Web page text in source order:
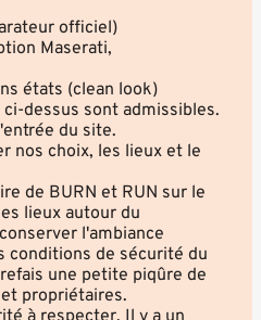
officiel)
Maserati,
états (clean look)
dessus sont admissibles.
du site.
nos choix, les lieux et le
de BURN et RUN sur le
lieux autour du
l'ambiance
conditions de sécurité du
une petite piqûre de
propriétaires.